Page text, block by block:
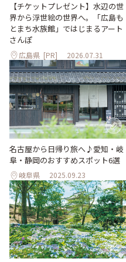
【チケットプレゼント】水辺の世
界から浮世絵の世界へ。「広島も
とまち水族館」ではじまるアート
さんぽ
広島県 [PR] 2026.07.31
名古屋から日帰り旅へ♪愛知・岐
阜・静岡のおすすめスポット6選
岐阜県 2025.09.23